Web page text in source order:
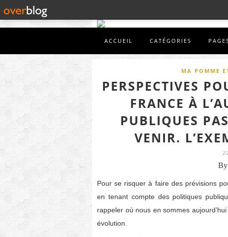
ACCUEIL CATÉGORIES
MA POMME
PERSPECTIVES
FRANCE À
PUBLIQUES
VENIR.
By
Pour se risquer à faire des prévisions
en tenant compte des politiques
rappeler où nous en sommes
évolution.